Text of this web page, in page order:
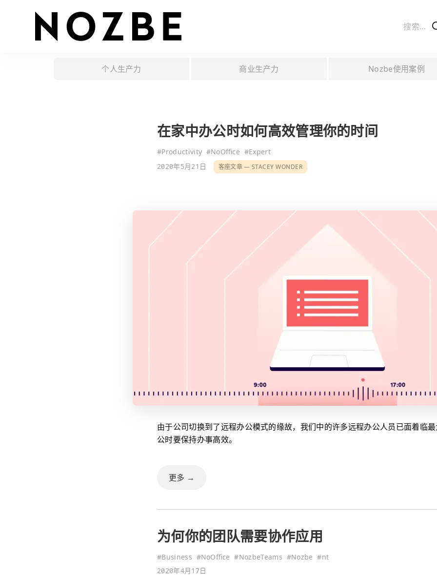
个人生产力 商业生产力 Nozbe使用案例
在家中办公时如何高效管理你的时间
#Productivity #NoOffice #Expert
2020年5月21日
客座文章 STACEY WONDER
由于公司切换到了远程办公模式的缘故，我们中的许多远程办公人员已面着临
公时要保持办事高效。
更多 →
为何你的团队需要协作应用
#Business #NoOffice #NozbeTeams #Nozbe #nt
2020年4月17日